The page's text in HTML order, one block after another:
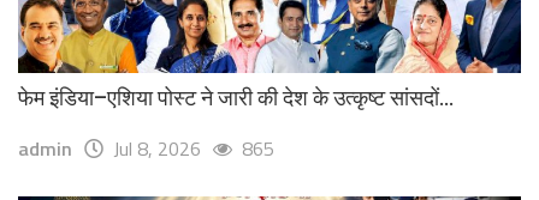
फेम इंडिया–एशिया पोस्ट ने जारी की देश के उत्कृष्ट सांसदों...
admin Jul 8, 2026 865